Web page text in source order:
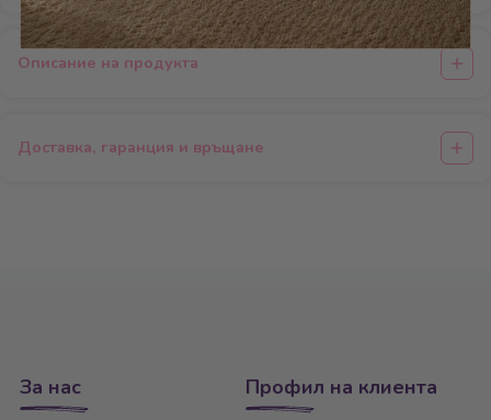
Описание на продукта
Доставка, гаранция и връщане
За нас Профил на клиента